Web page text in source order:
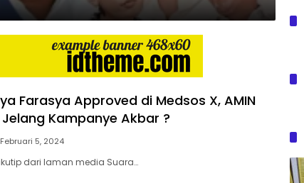
Farasya Approved di Medsos X, AMIN
Kampanye Akbar ?
Februari 5, 2024
dari laman media Suara…